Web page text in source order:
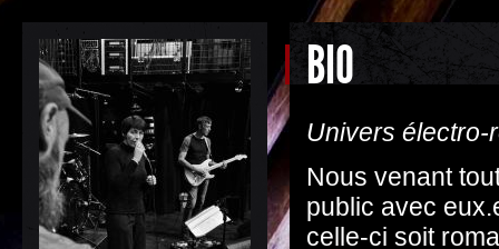
BIO
Univers électro-
Nous venant
public avec
celle-ci soit